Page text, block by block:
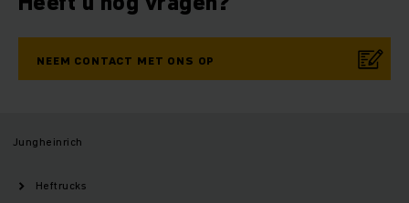
NEEM CONTACT MET ONS OP
Jungheinrich
Heftrucks